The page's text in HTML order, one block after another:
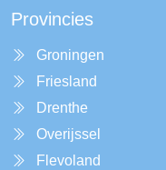
Provincies
Groningen
Friesland
Drenthe
Overijssel
Flevoland